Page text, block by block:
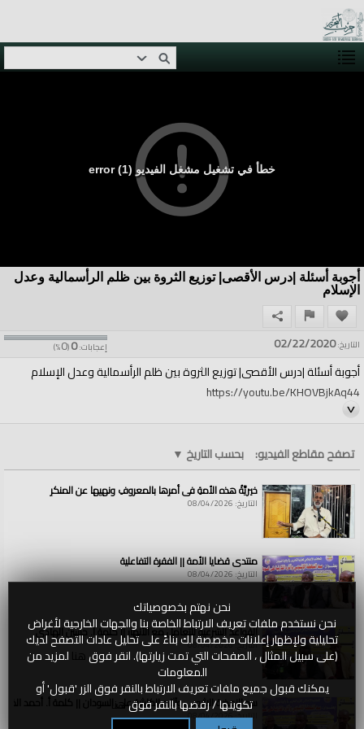
نحن نهتم بخصوصياتك
نحن نستخدم ملفات تعريف الارتباط الخاصة بنا والجهات الخارجية لأغراض
تحليلية ولإظهار إعلانات مخصصة لك بناءً على تحليل عادات التصفح لديك
(على سبيل المثال ، الصفحات التي تمت زيارتها). انقر فوق لمزيد من
المعلومات
يمكنك قبول جميع ملفات تعريف الارتباط بالنقر فوق الزر 'قبول' أو
تكوينها / رفضها بالنقر فوق
خطأ في تشغيل مشغل الفيديو (1) error
أجوبة أسئلة |درس الأقصى| توزيع الثروة بين ظلم الرأسمالية وعدل
الإسلام
إعجابات:0
(
0
%) التاريخ:02/22/2020
أجوبة أسئلة |درس الأقصى| توزيع الثروة بين ظلم الرأسمالية وعدل الإسلام
https://youtu.be/KHOVBjkAq44
الأستاذ أبو تقي الدين الداري
أجوبة أسئلة درس المسجد الأقصى الأسبوعي = المصلى القبلي = بيت المقدس
الجمعة، 20 جمادى الآخرة 1441هـ الموافق 14 شباط/ فبراير، 2020 مـ
تابع لـ === |درس الأقصى| توزيع الثروة بين ظلم الرأسمالية وعدل الإسلام
الرابط === https://youtu.be/AhMTZOwNW2I
#الأقصى_يستصرخ_الجيوش
تصفح مقاطع الفيديو: بحسب التاريخ ▼
خيريَّةُ هذه الأمةِ في أمرِها بالمعروفِ ونهيِها عن المنكرِ
التاريخ: 08/04/2026
منتدى قضايا الأمة || الفقرة التفاعلية
التاريخ: 08/04/2026
القواعد الشرعية للتعامل مع الأنهار || كلمة أ. حسين الهادي
التاريخ: 08/04/2026
سد النهضة الاثيوبي وآثاره الكارثية على السودان || كلمة أ. أحمد
التاريخ: 08/04/2026